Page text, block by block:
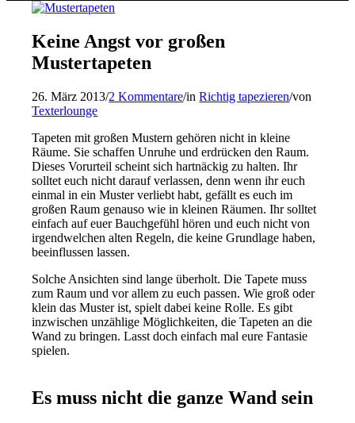
Keine Angst vor großen
Mustertapeten
26. März 2013/2 Kommentare/inRichtig tapezieren/von
Texterlounge
Tapeten mit großen Mustern gehören nicht in kleine
Räume. Sie schaffen Unruhe und erdrücken den Raum.
Dieses Vorurteil scheint sich hartnäckig zu halten. Ihr
solltet euch nicht darauf verlassen, denn wenn ihr euch
einmal in ein Muster verliebt habt, gefällt es euch im
großen Raum genauso wie in kleinen Räumen. Ihr solltet
einfach auf euer Bauchgefühl hören und euch nicht von
irgendwelchen alten Regeln, die keine Grundlage haben,
beeinflussen lassen.
Solche Ansichten sind lange überholt. Die Tapete muss
zum Raum und vor allem zu euch passen. Wie groß oder
klein das Muster ist, spielt dabei keine Rolle. Es gibt
inzwischen unzählige Möglichkeiten, die Tapeten an die
Wand zu bringen. Lasst doch einfach mal eure Fantasie
spielen.
Es muss nicht die ganze Wand sein